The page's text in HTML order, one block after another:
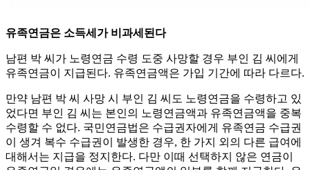
유족연금은 소득세가 비과세된다
남편 박 씨가 노령연금 수령 도중 사망할 경우 부인 김 씨에게
유족연금이 지급된다. 유족연금액은 가입 기간에 따라 다르다.
만약 남편 박 씨 사망 시 부인 김 씨도 노령연금을 수령하고 있
었다면 부인 김 씨는 본인의 노령연금액과 유족연금액을 중복
수령할 수 없다. 국민연금법은 수급권자에게 유족연금 수급권
이 생겨 복수 수급권이 발생한 경우, 한 가지 외의 다른 급여에
대해서는 지급을 정지한다. 다만 이때 선택하지 않은 연금이